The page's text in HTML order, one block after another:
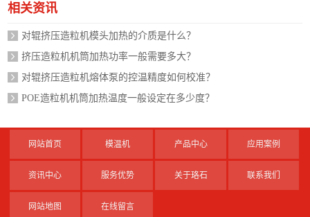
相关资讯
对辊挤压造粒机模头加热的介质是什么？
挤压造粒机机筒加热功率一般需要多大？
对辊挤压造粒机熔体泵的控温精度如何校准？
POE造粒机机筒加热温度一般设定在多少度？
网站首页 模温机 产品中心 应用案例
资讯中心 服务优势 关于珞石 联系我们
网站地图 在线留言